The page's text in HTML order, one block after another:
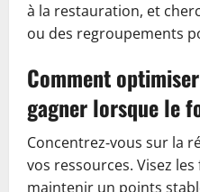
à la restauration, et
ou des regroupements
Comment
gagner lorsque le
Concentrez‑vous sur la
vos ressources. Visez
maintenir un points